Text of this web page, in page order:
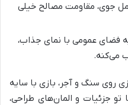
جوی، مقاومت مصالح خیلی
فضای عمومی با نمای جذاب،
می‌کنه.
روی سنگ و آجر، بازی با سایه
تو جزئیات و المان‌های طراحی،